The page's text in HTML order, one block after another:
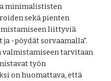
minimalististen
sekä pienten
liittyviä
ja -pöydät sorvaamalla".
valmistamiseen tarvitaan
työn
on huomattava, että